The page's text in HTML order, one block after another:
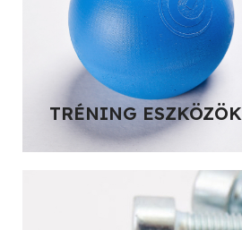
TRÉNING ESZKÖZÖK